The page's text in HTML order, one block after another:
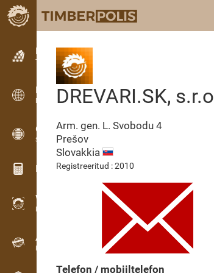
Kuulutused
Tekstkuulutused
Kuulutused
Rahvusvahelised kuulutused
OPTI-TIMB
Saekavad
Puidu kalkulaatorid
WoodProfi
Puidumaht AI-ga
Andmesalvesti
Puidu inventuur välitöödel
DREVARI.SK, s.r.o
Arm. gen. L. Svobodu 4
Prešov
Slovakkia
Registreeritud : 2010
Telefon / mobiiltelefon